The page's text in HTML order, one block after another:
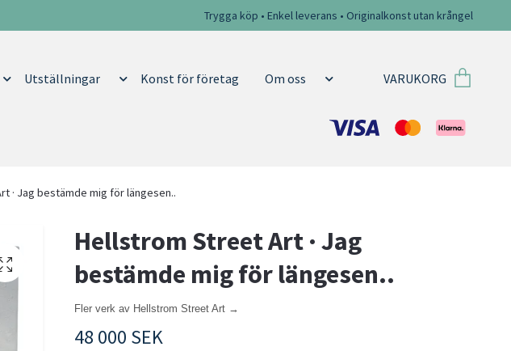
Trygga köp • Enkel leverans • Originalkonst utan krångel
Utställningar Konst för företag Om oss VARUKORG
· Jag bestämde mig för längesen..
Hellstrom Street Art · Jag
bestämde mig för längesen..
Fler verk av Hellstrom Street Art →
48 000 SEK